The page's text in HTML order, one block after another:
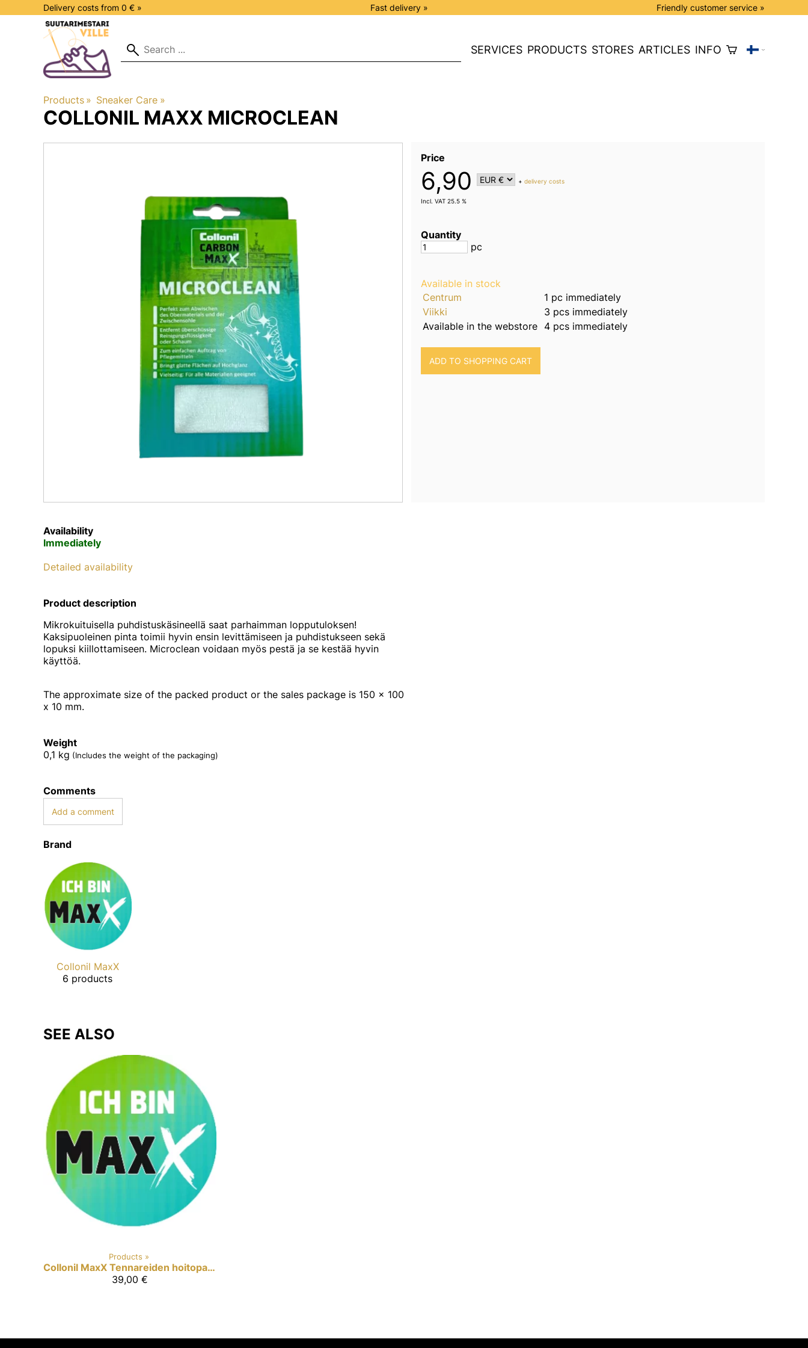
Delivery costs from 0 € » Fast delivery » Friendly customer service »
SERVICES PRODUCTS STORES ARTICLES INFO
Products ‪» Sneaker Care ‪»
COLLONIL MAXX MICROCLEAN
Price
6,90 +delivery costs
Incl. VAT 25.5 %
Quantity
pc
Available in stock
Centrum
1 pc immediately
Viikki
3 pcs immediately
Available in the webstore 4 pcs immediately
Availability
Immediately
Detailed availability
Product description
Mikrokuituisella puhdistuskäsineellä saat parhaimman lopputuloksen!
Kaksipuoleinen pinta toimii hyvin ensin levittämiseen ja puhdistukseen sekä
lopuksi kiillottamiseen. Microclean voidaan myös pestä ja se kestää hyvin
käyttöä.
The approximate size of the packed product or the sales package is 150 x 100
x 10 mm.
Weight
0,1 kg (Includes the weight of the packaging)
Comments
Add a comment
Brand
Collonil MaxX
6 products
SEE ALSO
Products ‪»
Collonil MaxX
Tennareiden hoitopaketti
39,00 €